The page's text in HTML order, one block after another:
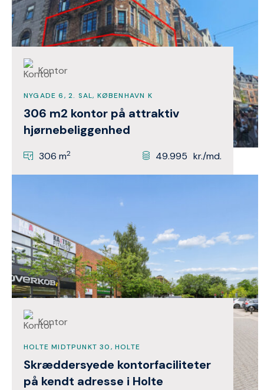
Kontor
NYGADE 6, 2. SAL, KØBENHAVN K
306 m2 kontor på attraktiv
hjørnebeliggenhed
306 m2 49.995 kr./md.
Kontor
HOLTE MIDTPUNKT 30, HOLTE
Skræddersyede kontorfaciliteter
på kendt adresse i Holte